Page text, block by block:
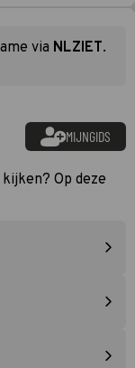
via NLZIET.
MIJNGIDS
Op deze